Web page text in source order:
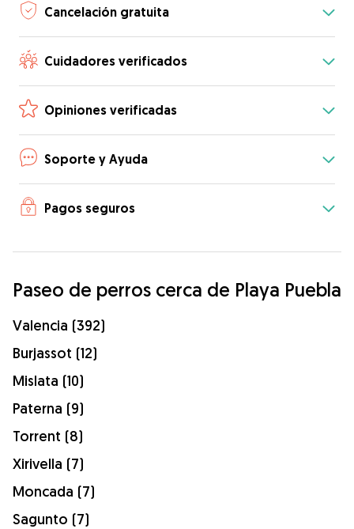
Cancelación gratuita
Cuidadores verificados
Opiniones verificadas
Soporte y Ayuda
Pagos seguros
Paseo de perros cerca de Playa Puebla
Valencia (392)
Burjassot (12)
Mislata (10)
Paterna (9)
Torrent (8)
Xirivella (7)
Moncada (7)
Sagunto (7)